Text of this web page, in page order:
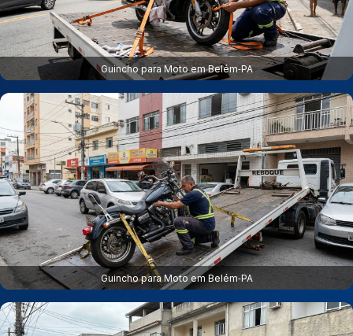
Guincho para Moto em Belém‑PA
Guincho para Moto em Belém‑PA